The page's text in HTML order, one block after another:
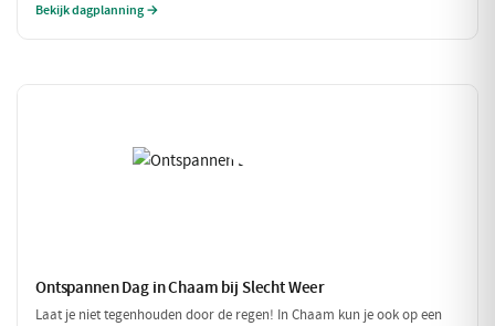
Bekijk dagplanning →
Ontspannen Dag in Chaam bij Slecht Weer
Laat je niet tegenhouden door de regen! In Chaam kun je ook op een